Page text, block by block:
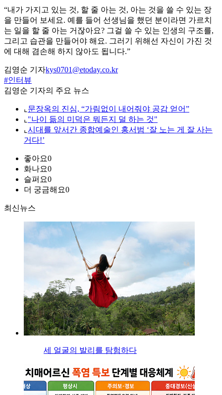
“내가 가지고 있는 것, 할 줄 아는 것, 아는 것을 쓸 수 있는 장
을 만들어 보세요. 예를 들어 선생님을 했던 분이라면 가르치
는 일을 할 줄 아는 거잖아요? 그걸 쓸 수 있는 인생의 구조를,
그리고 습관을 만들어야 해요. 그러기 위해선 자신이 가진 것
에 대해 겸손해 하지 않아도 됩니다.”
김영순 기자kys0701@etoday.co.kr
#인터뷰
김영순 기자의 주요 뉴스
⌞ 문장옥의 진심, “가림없이 내어줘야 공감 얻어”
⌞ "나이 듦의 미덕은 뭐든지 덜 하는 것"
⌞ 시대를 앞서간 종합예술인 홍서범 ‘잘 노는 게 잘 사는
거다!’
좋아요0
화나요0
슬퍼요0
더 궁금해요0
최신뉴스
세 얼굴의 발리를 탐험하다